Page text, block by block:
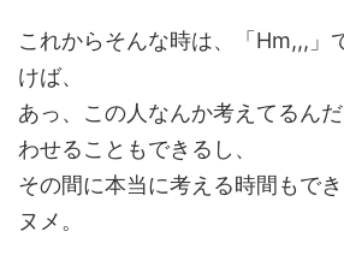
これからそんな時は、「Hm,,,」
けば、
あっ、この人なんか考えてるん
わせることもできるし、
その間に本当に考える時間もで
ヌメ。